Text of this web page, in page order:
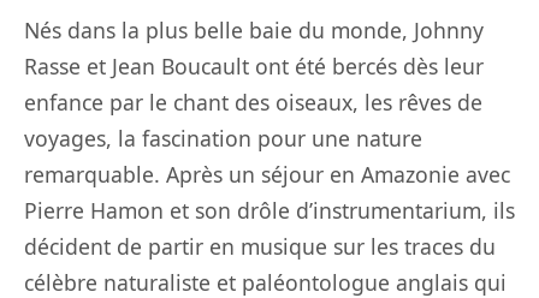
Nés dans la plus belle baie du monde, Johnny
Rasse et Jean Boucault ont été bercés dès leur
enfance par le chant des oiseaux, les rêves de
voyages, la fascination pour une nature
remarquable. Après un séjour en Amazonie avec
Pierre Hamon et son drôle d’instrumentarium, ils
décident de partir en musique sur les traces du
célèbre naturaliste et paléontologue anglais qui